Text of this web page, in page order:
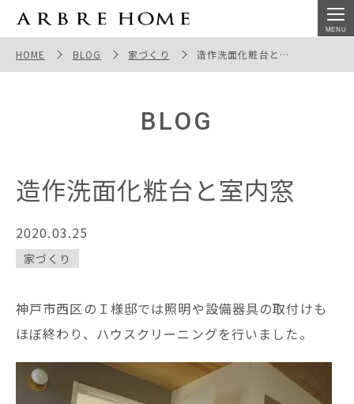
造作洗面化粧台と室内窓
HOME BLOG 家づくり 造作洗面化粧台と室内窓
BLOG
造作洗面化粧台と室内窓
2020.03.25
家づくり
神戸市西区のＩ様邸では照明や設備器具の取付けも
ほぼ終わり、ハウスクリーニングを行いました。